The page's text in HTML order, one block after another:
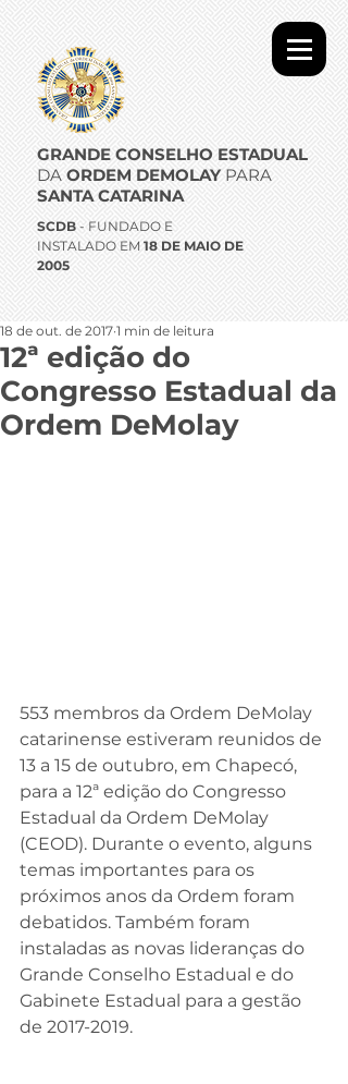
GRANDE CONSELHO ESTADUAL
DA ORDEM DEMOLAYPARA
SANTA CATARINA
SCDB - FUNDADO E
INSTALADO EM 18 DE MAIO DE
2005
12ª edição do
Congresso Estadual da
Ordem DeMolay
18 de out. de 2017 1 min de leitura
553 membros da Ordem DeMolay
catarinense estiveram reunidos de
13 a 15 de outubro, em Chapecó,
para a 12ª edição do Congresso
Estadual da Ordem DeMolay
(CEOD). Durante o evento, alguns
temas importantes para os
próximos anos da Ordem foram
debatidos. Também foram
instaladas as novas lideranças do
Grande Conselho Estadual e do
Gabinete Estadual para a gestão
de 2017-2019.